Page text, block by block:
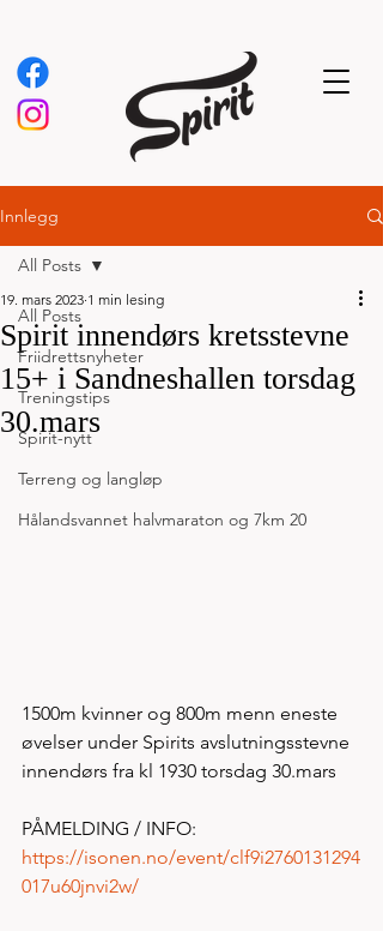
Innlegg
All Posts
Friidrettsnyheter
Treningstips
Spirit-nytt
Terreng og langløp
Hålandsvannet halvmaraton og 7km 20
All Posts
Spirit innendørs kretsstevne
15+ i Sandneshallen torsdag
30.mars
19. mars 2023 1 min lesing
1500m kvinner og 800m menn eneste
øvelser under Spirits avslutningsstevne
innendørs fra kl 1930 torsdag 30.mars
PÅMELDING / INFO:
https://isonen.no/event/clf9i2760131294
017u60jnvi2w/